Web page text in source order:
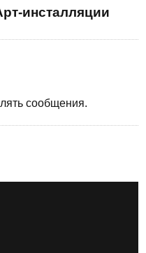
инсталляции
сообщения.